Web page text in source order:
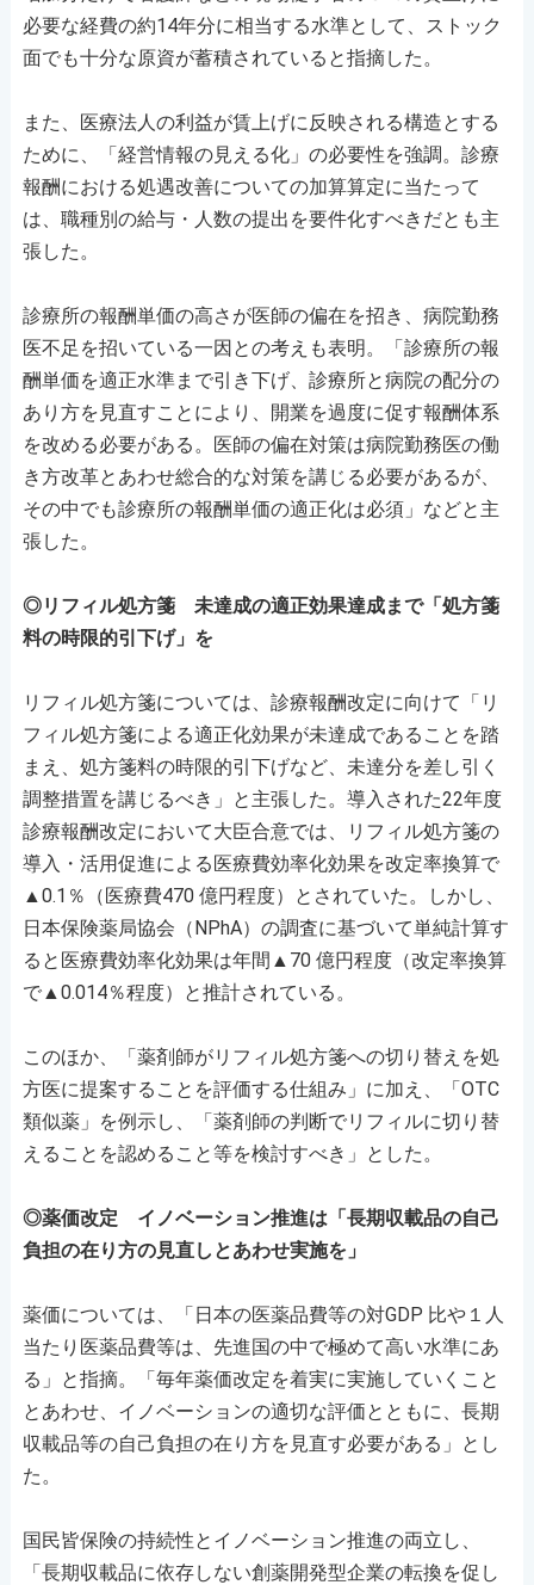
必要な経費の約14年分に相当する水準として、ストック
面でも十分な原資が蓄積されていると指摘した。
また、医療法人の利益が賃上げに反映される構造とする
ために、「経営情報の見える化」の必要性を強調。診療
報酬における処遇改善についての加算算定に当たって
は、職種別の給与・人数の提出を要件化すべきだとも主
張した。
診療所の報酬単価の高さが医師の偏在を招き、病院勤務
医不足を招いている一因との考えも表明。「診療所の報
酬単価を適正水準まで引き下げ、診療所と病院の配分の
あり方を見直すことにより、開業を過度に促す報酬体系
を改める必要がある。医師の偏在対策は病院勤務医の働
き方改革とあわせ総合的な対策を講じる必要があるが、
その中でも診療所の報酬単価の適正化は必須」などと主
張した。
◎リフィル処方箋 未達成の適正効果達成まで「処方箋
料の時限的引下げ」を
リフィル処方箋については、診療報酬改定に向けて「リ
フィル処方箋による適正化効果が未達成であることを踏
まえ、処方箋料の時限的引下げなど、未達分を差し引く
調整措置を講じるべき」と主張した。導入された22年度
診療報酬改定において大臣合意では、リフィル処方箋の
導入・活用促進による医療費効率化効果を改定率換算で
▲0.1％（医療費470 億円程度）とされていた。しかし、
日本保険薬局協会（NPhA）の調査に基づいて単純計算す
ると医療費効率化効果は年間▲70 億円程度（改定率換算
で▲0.014％程度）と推計されている。
このほか、「薬剤師がリフィル処方箋への切り替えを処
方医に提案することを評価する仕組み」に加え、「OTC
類似薬」を例示し、「薬剤師の判断でリフィルに切り替
えることを認めること等を検討すべき」とした。
◎薬価改定 イノベーション推進は「長期収載品の自己
負担の在り方の見直しとあわせ実施を」
薬価については、「日本の医薬品費等の対GDP 比や１人
当たり医薬品費等は、先進国の中で極めて高い水準にあ
る」と指摘。「毎年薬価改定を着実に実施していくこと
とあわせ、イノベーションの適切な評価とともに、長期
収載品等の自己負担の在り方を見直す必要がある」とし
た。
国民皆保険の持続性とイノベーション推進の両立し、
「長期収載品に依存しない創薬開発型企業の転換を促し